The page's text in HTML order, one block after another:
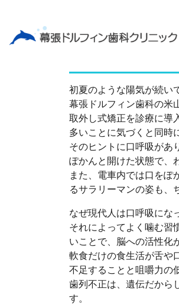
初夏のような陽気が続い
幕張ドルフィン歯科の米
取外し式矯正を診療に導
多いことに気づくと同時
そのヒントに口呼吸があ
ぽかんと開けた状態で、
また、電車内では口をぽ
るサラリーマンの姿も、
なぜ現代人は口呼吸にな
それによってよく噛む習
いことで、脳への活性化
軟食だけの食生活が舌や
不足することと咀嚼力の
歯列不正は、遺伝だから
す。